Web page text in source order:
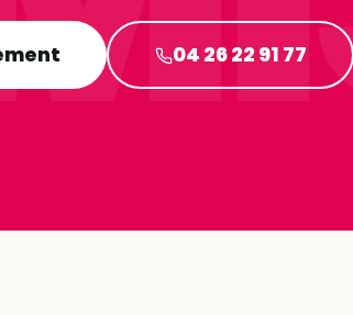
04 26 22 91 77